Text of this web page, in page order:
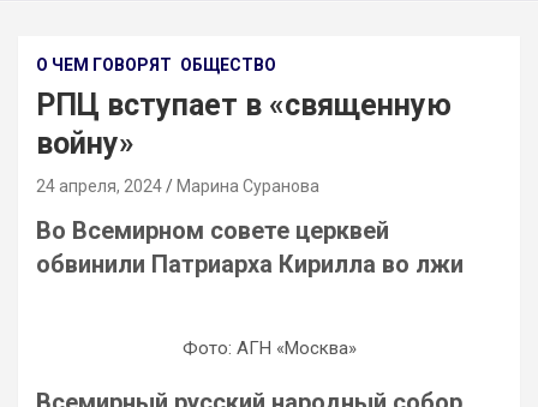
О ЧЕМ ГОВОРЯТ ОБЩЕСТВО
РПЦ вступает в «священную
войну»
24 апреля, 2024 Марина Суранова
Во Всемирном совете церквей
обвинили Патриарха Кирилла во лжи
Фото: АГН «Москва»